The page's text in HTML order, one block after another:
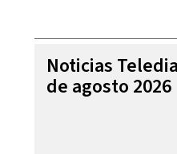
Noticias
de agosto 2026